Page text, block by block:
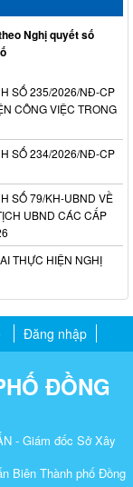
Nghị quyết số
SỐ 235/2026/NĐ-CP
CÔNG VIỆC TRONG
SỐ 234/2026/NĐ-CP
SỐ 79/KH-UBND VỀ
UBND CÁC CẤP
THỰC HIỆN NGHỊ
Đăng nhập
ĐỒNG
- Giám đốc Sở Xây
Biên Thành phố Đồng